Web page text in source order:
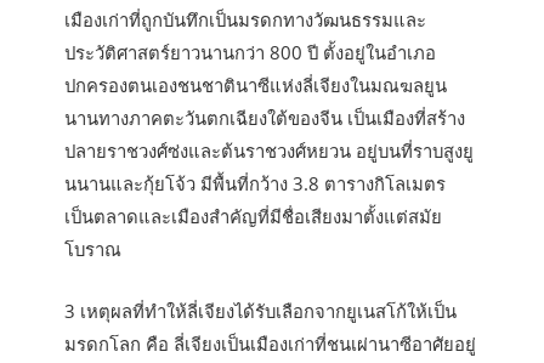
เมืองเก่าที่ถูกบันทึกเป็นมรดกทางวัฒนธรรมและ
ประวัติศาสตร์ยาวนานกว่า 800 ปี ตั้งอยู่ในอำเภอ
ปกครองตนเองชนชาตินาซีแห่งลี่เจียงในมณฆลยูน
นานทางภาคตะวันตกเฉียงใต้ของจีน เป็นเมืองที่สร้าง
ปลายราชวงศ์ซ่งและต้นราชวงศ์หยวน อยู่บนที่ราบสูงยู
นนานและกุ้ยโจ้ว มีพื้นที่กว้าง 3.8 ตารางกิโลเมตร
เป็นตลาดและเมืองสำคัญที่มีชื่อเสียงมาตั้งแต่สมัย
โบราณ
3 เหตุผลที่ทำให้ลี่เจียงได้รับเลือกจากยูเนสโก้ให้เป็น
มรดกโลก คือ ลี่เจียงเป็นเมืองเก่าที่ชนเผ่านาซีอาศัยอยู่